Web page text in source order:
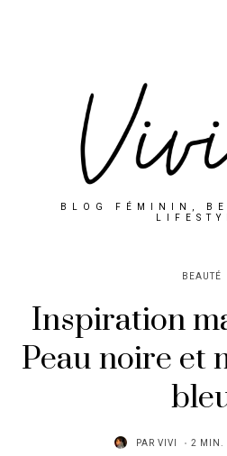
BLOG FÉMININ,
BEAUTÉ
Inspiration
Peau noire et
PAR VIVI 2 MIN.